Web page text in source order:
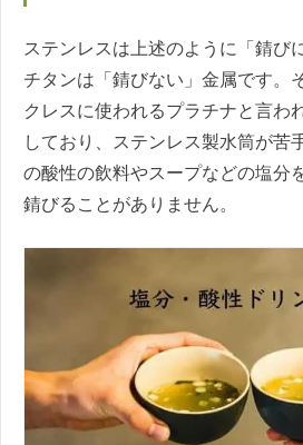
ステンレスは上述のように「錆び
チタンは「錆びない」金属です。
クレスに使われるプラチナと言わ
しており、ステンレス製水筒が苦
の酸性の飲料やスープなどの塩分
錆びることがありません。